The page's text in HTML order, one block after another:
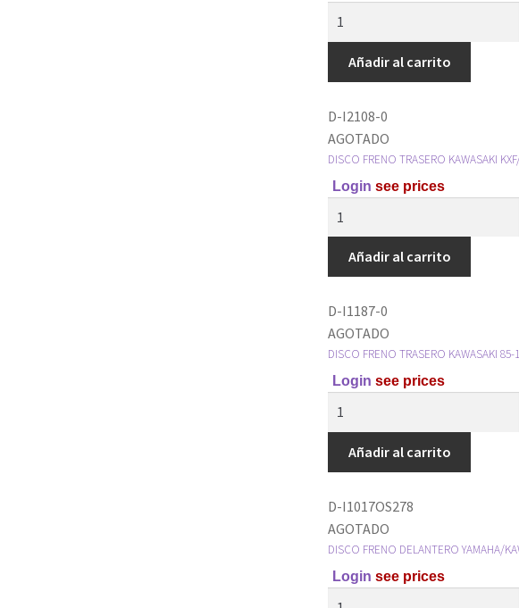
Añadir al carrito
D-I2108-0
AGOTADO
DISCO FRENO TRASERO KAWASAKI
Login see prices
Añadir al carrito
D-I1187-0
AGOTADO
DISCO FRENO TRASERO KAWASAKI 85-
Login see prices
Añadir al carrito
D-I1017OS278
AGOTADO
DISCO FRENO DELANTERO YAMAHA/
Login see prices